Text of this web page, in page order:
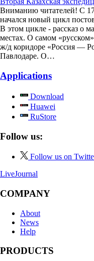
Вниманию читателей! С
начался новый цикл
В этом цикле - рассказ о
местах. О самом
ж/д коридоре «Россия —
Павлодаре. О…
Applications
Download
Huawei
RuStore
Follow us:
Follow us on
LiveJournal
COMPANY
About
News
Help
PRODUCTS